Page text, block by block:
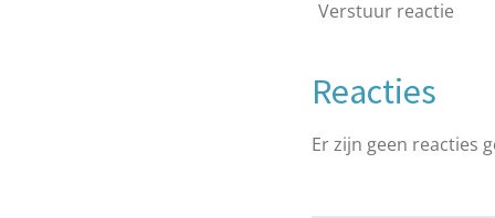
Verstuur reactie
Reacties
Er zijn geen reacties